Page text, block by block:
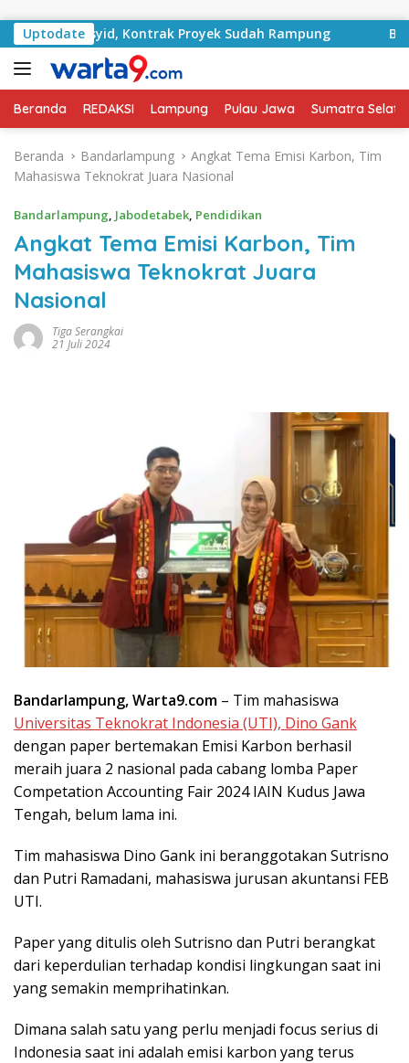
Uptodate
Basyid, Kontrak Proyek Sudah Rampung Bulan
Beranda REDAKSI Lampung Pulau Jawa Sumatra
Beranda Bandarlampung
Angkat Tema Emisi Karbon, Tim
Mahasiswa Teknokrat Juara Nasional
Bandarlampung, Jabodetabek, Pendidikan
Angkat Tema Emisi Karbon, Tim
Mahasiswa Teknokrat Juara
Nasional
Tiga Serangkai
21 Juli 2024
Bandarlampung, Warta9.com – Tim mahasiswa
Universitas Teknokrat Indonesia (UTI), Dino Gank
dengan paper bertemakan Emisi Karbon berhasil
meraih juara 2 nasional pada cabang lomba Paper
Competation Accounting Fair 2024 IAIN Kudus Jawa
Tengah, belum lama ini.
Tim mahasiswa Dino Gank ini beranggotakan Sutrisno
dan Putri Ramadani, mahasiswa jurusan akuntansi FEB
UTI.
Paper yang ditulis oleh Sutrisno dan Putri berangkat
dari keperdulian terhadap kondisi lingkungan saat ini
yang semakin memprihatinkan.
Dimana salah satu yang perlu menjadi focus serius di
Indonesia saat ini adalah emisi karbon yang terus